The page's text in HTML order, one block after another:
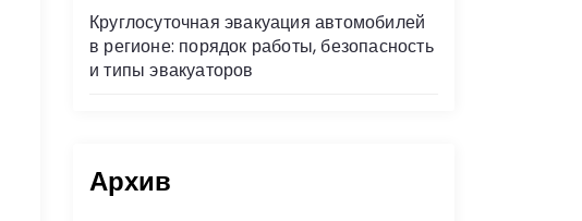
Круглосуточная эвакуация автомобилей
в регионе: порядок работы, безопасность
и типы эвакуаторов
Архив